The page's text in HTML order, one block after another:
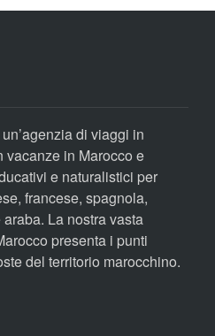
di viaggi in
vacanze in Marocco e
e naturalistici per
francese, spagnola,
La nostra vasta
presenta i punti
del territorio marocchino.